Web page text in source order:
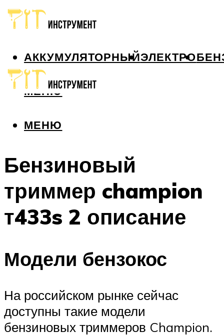
АККУМУЛЯТОРНЫЙЭЛЕКТРО
МЕНЮ
МЕНЮ
Бензиновый
триммер champion
т433s 2 описание
Модели бензокос
На российском рынке сейчас
доступны такие модели
бензиновых триммеров Champion.